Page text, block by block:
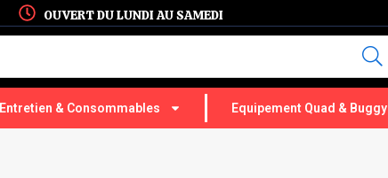
OUVERT DU LUNDI AU SAMEDI
Entretien & Consommables Equipement Quad & Buggy